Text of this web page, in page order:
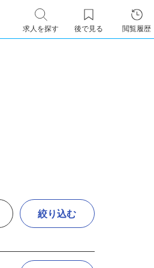
求人を探す 後で見る 閲覧履歴
絞り込む